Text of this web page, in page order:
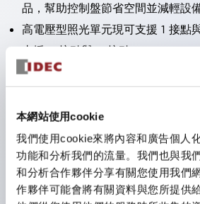
本網站使用cookie
我們使用cookie來將內容和廣告個人
功能和分析我們的流量。我們也與我
和分析合作夥伴分享有關您使用我們
作夥伴可能會將有關資料與您所提供
品，幫助控制盤節省空間並減輕設備
高電壓型照光單元現可支援 1 接點
支援 2 接點與 4 接點）。
採用一體成型端子蓋，具備極高安
防護結構可防止水或油從面板前方
鈕開關為 IP40）。
雙按鈕開關，可將兩個獨立動作的
三種功能集結於一顆開關。
完整支援全球各地需求的多種電壓